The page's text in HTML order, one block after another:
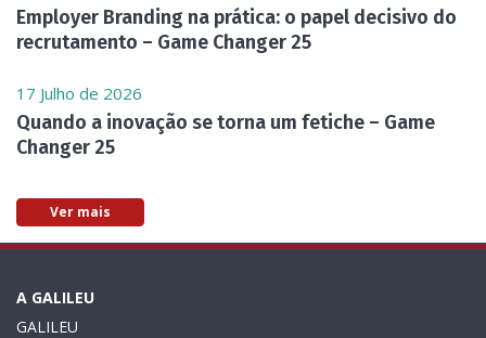
Employer Branding na prática: o papel decisivo do
recrutamento – Game Changer 25
17 Julho de 2026
Quando a inovação se torna um fetiche – Game
Changer 25
Ver mais
A GALILEU
GALILEU